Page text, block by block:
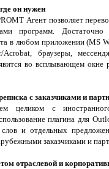
он нужен
Агент позволяет
программ. Достаточно
в любом приложении (MS
Acrobat, браузеры,
во всплывающем окне
с заказчиками и
целиком с
плагина для
слов и отдельных
заказчиками и
отраслевой и